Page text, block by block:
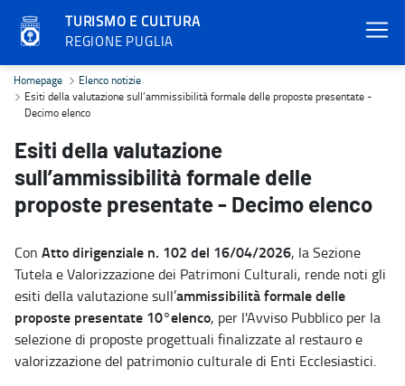
TURISMO E CULTURA
REGIONE PUGLIA
Esiti della valutazione sull’ammissibilità formale delle proposte
Homepage
Elenco notizie
Esiti della valutazione sull’ammissibilità formale delle proposte presentate -
Decimo elenco
Esiti della valutazione
sull’ammissibilità formale delle
proposte presentate - Decimo elenco
Con Atto dirigenziale n. 102 del 16/04/2026, la Sezione
Tutela e Valorizzazione dei Patrimoni Culturali, rende noti gli
esiti della valutazione sull’ammissibilità formale delle
proposte presentate 10°elenco, per l'Avviso Pubblico per la
selezione di proposte progettuali finalizzate al restauro e
valorizzazione del patrimonio culturale di Enti Ecclesiastici.